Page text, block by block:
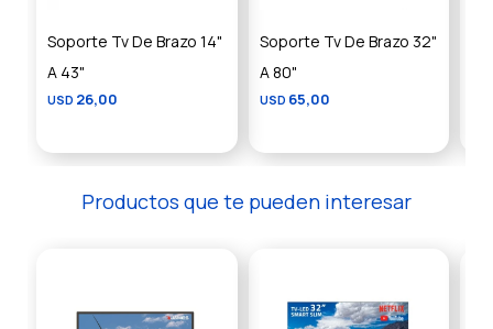
Soporte Tv De Brazo 14"
A 43"
USD 26,00
Soporte Tv De Brazo 32"
A 80"
USD 65,00
Productos que te pueden interesar